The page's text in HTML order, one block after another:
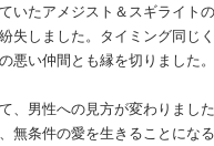
ていたアメジスト＆スギライト
失しました。タイミング同じ
悪い仲間とも縁を切りました。
、男性への見方が変わりまし
無条件の愛を生きることにな